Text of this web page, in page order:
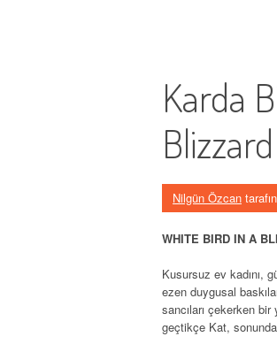
Karda
Blizzard
Nilgün Özcan
WHITE BIRD IN A
Kusursuz ev kadını,
ezen duygusal
sancıları çekerken
geçtikçe Kat,